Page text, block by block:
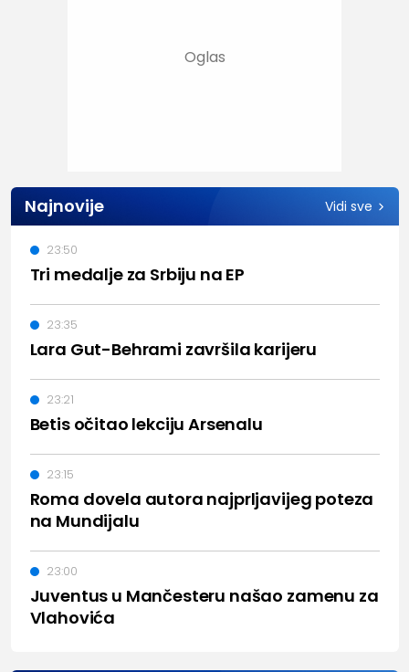
Najnovije Vidi sve
Tri medalje za Srbiju na EP
23:50
Lara Gut-Behrami završila karijeru
23:35
Betis očitao lekciju Arsenalu
23:21
Roma dovela autora najprljavijeg poteza
na Mundijalu
23:15
Juventus u Mančesteru našao zamenu za
Vlahovića
23:00